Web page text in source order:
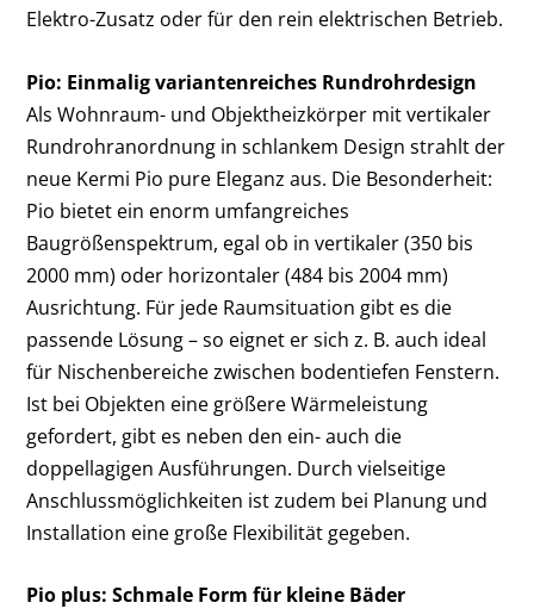
Elektro-Zusatz oder für den rein elektrischen Betrieb.
Pio: Einmalig variantenreiches Rundrohrdesign
Als Wohnraum- und Objektheizkörper mit vertikaler
Rundrohranordnung in schlankem Design strahlt der
neue Kermi Pio pure Eleganz aus. Die Besonderheit:
Pio bietet ein enorm umfangreiches
Baugrößenspektrum, egal ob in vertikaler (350 bis
2000 mm) oder horizontaler (484 bis 2004 mm)
Ausrichtung. Für jede Raumsituation gibt es die
passende Lösung – so eignet er sich z. B. auch ideal
für Nischenbereiche zwischen bodentiefen Fenstern.
Ist bei Objekten eine größere Wärmeleistung
gefordert, gibt es neben den ein- auch die
doppellagigen Ausführungen. Durch vielseitige
Anschlussmöglichkeiten ist zudem bei Planung und
Installation eine große Flexibilität gegeben.
Pio plus: Schmale Form für kleine Bäder